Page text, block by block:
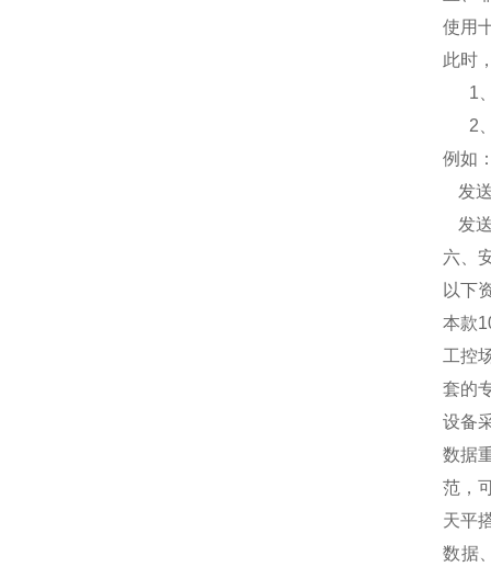
使用
此时
1
2
例如
发
发
六、
以下
本款
工控
套的
设备
数据
范，
天平
数据